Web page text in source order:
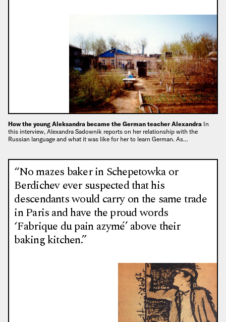
How the young Aleksandra became the German teacher Alexandra In
this interview, Alexandra Sadownik reports on her relationship with the
Russian language and what it was like for her to learn German. As…
“No mazes baker in Schepetowka or
Berdichev ever suspected that his
descendants would carry on the same trade
in Paris and have the proud words
‘Fabrique du pain azymé’ above their
baking kitchen.”